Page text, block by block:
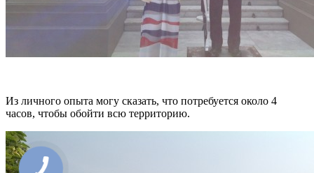
Из личного опыта могу сказать, что потребуется около 4
часов, чтобы обойти всю территорию.